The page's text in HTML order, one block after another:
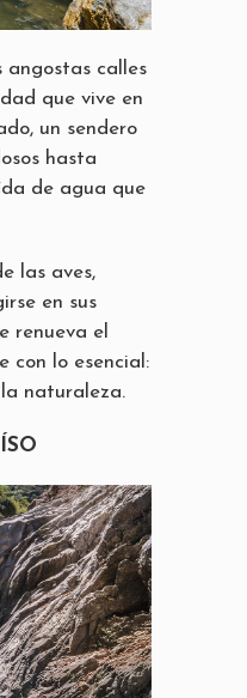
angostas calles
que vive en
un sendero
hasta
de agua que
las aves,
en sus
renueva el
con lo esencial:
naturaleza.